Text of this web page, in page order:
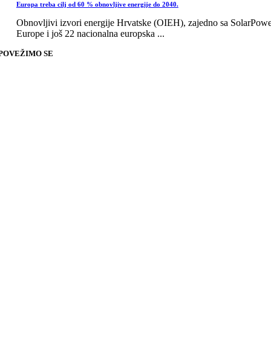
Europa treba cilj od 60 % obnovljive energije do 2040.
Obnovljivi izvori energije Hrvatske (OIEH), zajedno sa
Europe i još 22 nacionalna europska ...
SE